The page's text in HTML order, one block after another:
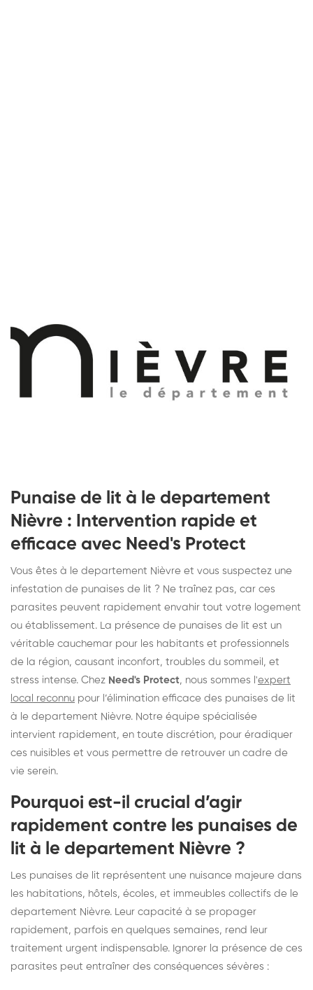
Punaise de lit à le departement
Nièvre : Intervention rapide et
efficace avec Need's Protect
Vous êtes à le departement Nièvre et vous suspectez une
infestation de punaises de lit ? Ne traînez pas, car ces
parasites peuvent rapidement envahir tout votre logement
ou établissement. La présence de punaises de lit est un
véritable cauchemar pour les habitants et professionnels
de la région, causant inconfort, troubles du sommeil, et
stress intense. Chez Need's Protect, nous sommes l'expert
local reconnu pour l’élimination efficace des punaises de lit
à le departement Nièvre. Notre équipe spécialisée
intervient rapidement, en toute discrétion, pour éradiquer
ces nuisibles et vous permettre de retrouver un cadre de
vie serein.
Pourquoi est-il crucial d’agir
rapidement contre les punaises de
lit à le departement Nièvre ?
Les punaises de lit représentent une nuisance majeure dans
les habitations, hôtels, écoles, et immeubles collectifs de le
departement Nièvre. Leur capacité à se propager
rapidement, parfois en quelques semaines, rend leur
traitement urgent indispensable. Ignorer la présence de ces
parasites peut entraîner des conséquences sévères :